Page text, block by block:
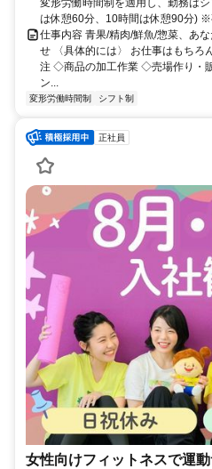
変形労働時間制を適用し、勤務は
は休憩60分、10時間は休憩90分)
仕事内容 青果/精肉/鮮魚/惣菜、あ
せ 〈具体的には〉 お仕事はもち
注 ◇商品の加工作業 ◇売場作り・
ン...
変形労働時間制 シフト制
正社員
女性向けフィットネスで運